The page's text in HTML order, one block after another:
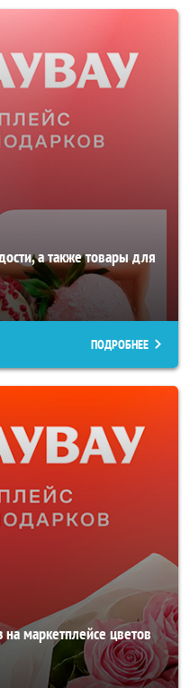
а также товары для
ПОДРОБНЕЕ
маркетплейсе цветов